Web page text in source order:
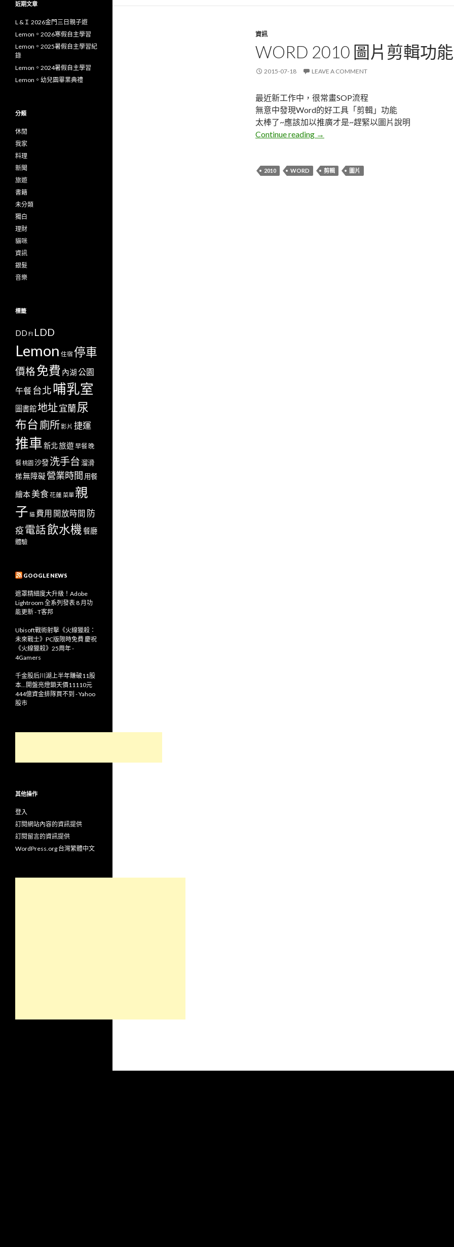
資訊
WORD 2010 圖片剪輯功
2015-07-18 LEAVE A COMMENT
最近新工作中，很常畫SOP流程
無意中發現Word的好工具「剪輯」功能
太棒了~應該加以推廣才是~趕緊以圖片說明
Continue reading Word 2010 圖片剪輯功能說明
→
2010 WORD 剪輯 圖片
近期文章
L &Ｉ 2026金門三日親子遊
Lemon。2026寒假自主學習
Lemon。2025暑假自主學習紀
錄
Lemon。2024暑假自主學習
Lemon。幼兒園畢業典禮
分類
休閒
我家
料理
新聞
旅遊
書籍
未分類
獨白
理財
貓咪
資訊
銀髮
音樂
標籤
DD FI LDD
Lemon 住宿 停車
價格免費 內湖 公園
午餐 台北 哺乳室
圖書館地址宜蘭尿
布台 廁所影片 捷運
推車新北旅遊 早餐 晚
餐桃園 沙發洗手台溜滑
梯無障礙 營業時間 用餐
繪本美食花蓮 菜單 親
子 貓 費用 開放時間 防
疫電話飲水機餐廳
體驗
GOOGLE NEWS
遮罩精細度大升級！Adobe
Lightroom 全系列發表 8 月功
能更新 - T客邦
Ubisoft戰術射擊《火線獵殺：
未來戰士》PC版限時免費 慶祝
《火線獵殺》25周年 -
4Gamers
千金股后川湖上半年賺破11股
本...開盤亮燈鎖天價11110元
444億資金排隊買不到 - Yahoo
股市
其他操作
登入
訂閱網站內容的資訊提供
訂閱留言的資訊提供
WordPress.org 台灣繁體中文